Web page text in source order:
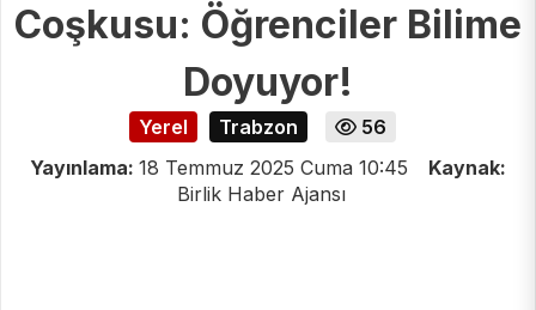
Coşkusu: Öğrenciler Bilime
Doyuyor!
Yerel Trabzon
56
Yayınlama: 18 Temmuz 2025 Cuma 10:45
Kaynak:
Birlik Haber Ajansı